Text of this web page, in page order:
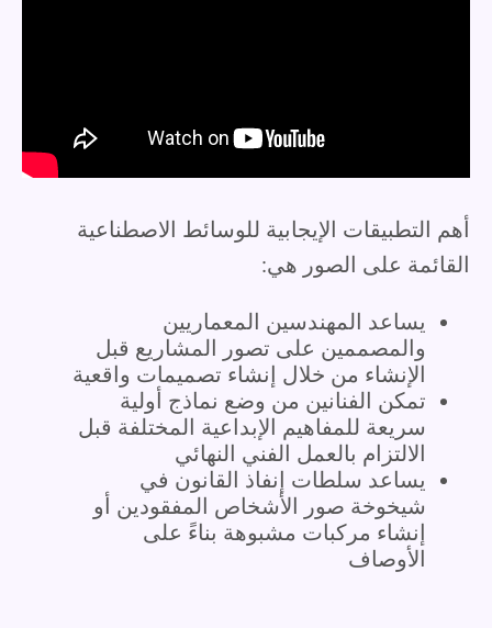
أهم التطبيقات الإيجابية للوسائط الاصطناعية
القائمة على الصور هي:
يساعد المهندسين المعماريين
والمصممين على تصور المشاريع قبل
الإنشاء من خلال إنشاء تصميمات واقعية
تمكن الفنانين من وضع نماذج أولية
سريعة للمفاهيم الإبداعية المختلفة قبل
الالتزام بالعمل الفني النهائي
يساعد سلطات إنفاذ القانون في
شيخوخة صور الأشخاص المفقودين أو
إنشاء مركبات مشبوهة بناءً على
الأوصاف